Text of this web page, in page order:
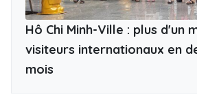
Hô Chi Minh-Ville : plus d'un
visiteurs internationaux en
mois